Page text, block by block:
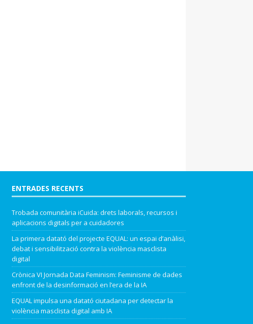
ENTRADES RECENTS
Trobada comunitària iCuida: drets laborals, recursos i
aplicacions digitals per a cuidadores
La primera datató del projecte EQUAL: un espai d’anàlisi,
debat i sensibilització contra la violència masclista
digital
Crònica VI Jornada Data Feminism: Feminisme de dades
enfront de la desinformació en l’era de la IA
EQUAL impulsa una datató ciutadana per detectar la
violència masclista digital amb IA